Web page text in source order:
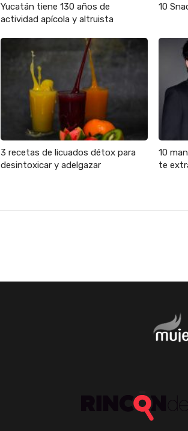
Yucatán tiene 130 años de
actividad apícola y altruista
10
3 recetas de licuados détox para
desintoxicar y adelgazar
10
te